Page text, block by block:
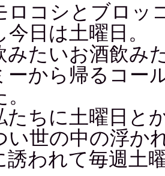
ロコシとブロッ
今日は土曜日。
みたいお酒飲み
ーから帰るコー
たちに土曜日と
い世の中の浮か
誘われて毎週土